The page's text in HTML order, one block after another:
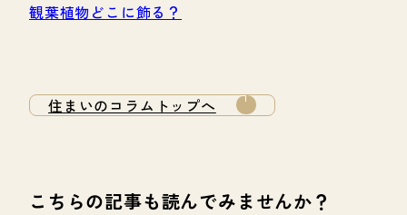
観葉植物どこに飾る？
住まいのコラムトップへ
こちらの記事も読んでみませんか？